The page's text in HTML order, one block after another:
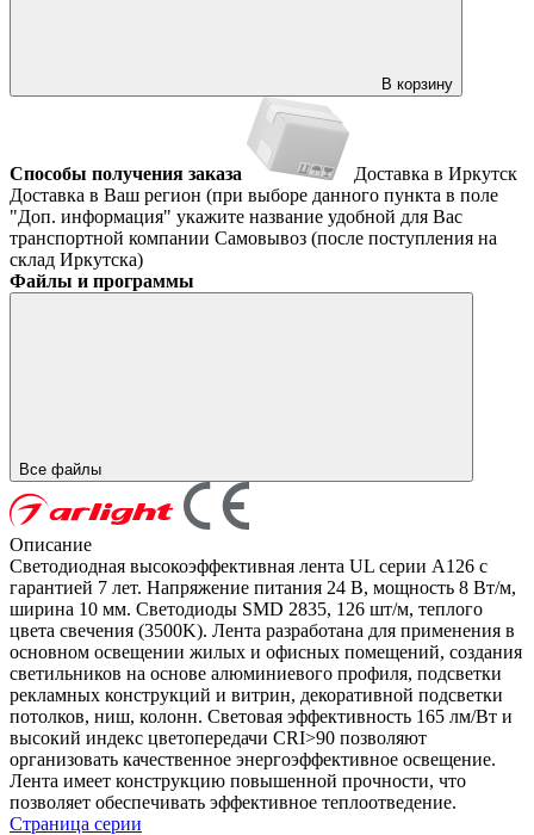
В корзину
Способы получения заказа
Доставка в Иркутск
Доставка в Ваш регион (при выборе данного пункта в поле
"Доп. информация" укажите название удобной для Вас
транспортной компании Самовывоз (после поступления на
склад Иркутска)
Файлы и программы
Все файлы
Описание
Светодиодная высокоэффективная лента UL серии A126 с
гарантией 7 лет. Напряжение питания 24 В, мощность 8 Вт/м,
ширина 10 мм. Светодиоды SMD 2835, 126 шт/м, теплого
цвета свечения (3500K). Лента разработана для применения в
основном освещении жилых и офисных помещений, создания
светильников на основе алюминиевого профиля, подсветки
рекламных конструкций и витрин, декоративной подсветки
потолков, ниш, колонн. Световая эффективность 165 лм/Вт и
высокий индекс цветопередачи CRI>90 позволяют
организовать качественное энергоэффективное освещение.
Лента имеет конструкцию повышенной прочности, что
позволяет обеспечивать эффективное теплоотведение.
Страница серии